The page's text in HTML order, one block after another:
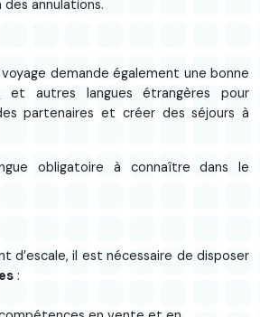
annulations.
demande également une bonne
et autres langues étrangères pour
partenaires et créer des séjours à
obligatoire à connaître dans le
d’escale, il est nécessaire de disposer
: